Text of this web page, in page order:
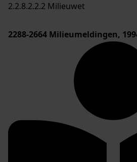
2.2.8.2.2.2 Milieuwet
2288-2664 Milieumeldingen,